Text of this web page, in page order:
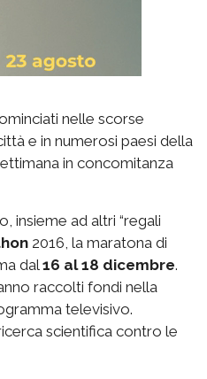
nelle scorse
e in numerosi paesi della
in concomitanza
insieme ad altri “regali
2016, la maratona di
dal16 al 18 dicembre.
raccolti fondi nella
televisivo.
scientifica contro le